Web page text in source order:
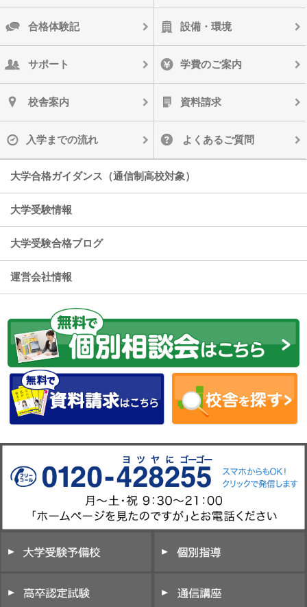
合格体験記 設備・環境
サポート 学費のご案内
校舎案内 資料請求
入学までの流れ よくあるご質問
大学合格ガイダンス（通信制高校対象）
大学受験情報
大学受験合格ブログ
運営会社情報